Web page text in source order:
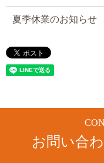
夏季休業のお知らせ
お問い合